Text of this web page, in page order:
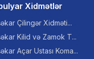
Xidmətlər
Çilingər Xidməti...
Kilid və Zamok T...
Açar Ustası Koma...